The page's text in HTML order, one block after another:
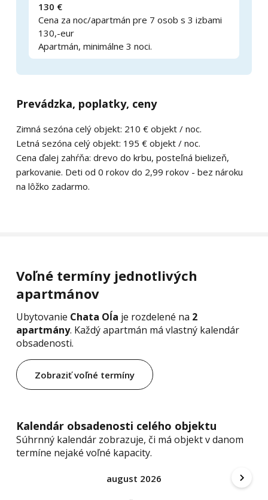
130 €
Cena za noc/apartmán pre 7 osob s 3 izbami
130,-eur
Apartmán, minimálne 3 noci.
Prevádzka, poplatky, ceny
Zimná sezóna celý objekt: 210 € objekt / noc.
Letná sezóna celý objekt: 195 € objekt / noc.
Cena ďalej zahŕňa: drevo do krbu, posteľná bielizeň,
parkovanie. Deti od 0 rokov do 2,99 rokov - bez nároku
na lôžko zadarmo.
Voľné termíny jednotlivých
apartmánov
Ubytovanie Chata Oĺa je rozdelené na 2
apartmány. Každý apartmán má vlastný kalendár
obsadenosti.
Zobraziť voľné termíny
Kalendár obsadenosti celého objektu
Súhrnný kalendár zobrazuje, či má objekt v danom
termíne nejaké voľné kapacity.
august 2026